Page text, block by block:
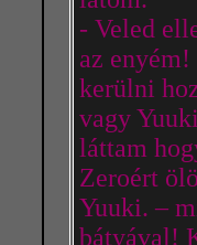
- Veled
az
kerülni
vagy
láttam
Zeroért
Yuuki. –
bátyával!